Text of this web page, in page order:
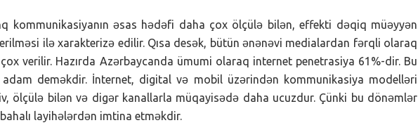
kommunikasiyanın əsas hədəfi daha çox ölçülə bilən, effekti dəqiq müəyyən
ilə xarakterizə edilir. Qısa desək, bütün ənənəvi medialardan fərqli olaraq
verilir. Hazırda Azərbaycanda ümumi olaraq internet penetrasiya 61%-dir. Bu
deməkdir. İnternet, digital və mobil üzərindən kommunikasiya modelləri
ölçülə bilən və digər kanallarla müqayisədə daha ucuzdur. Çünki bu dönəmlər
layihələrdən imtina etməkdir.